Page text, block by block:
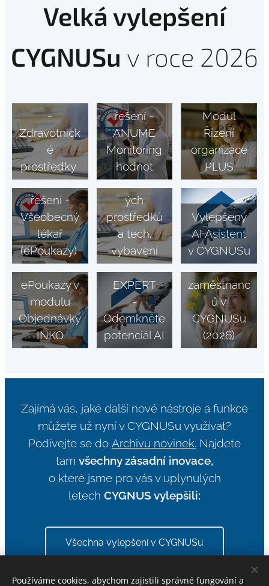
Velká vylepšení
CYGNUSu v roce 2026
-
Zdravotnick
é
prostředky
řešení -
ANUME
Monitoring
hodnot
Modul
Řízení
organizace
PLUS
Partnerské
řešení -
Všeobecný
lékař
(ePoukazy)
Evidence
zdravotnick
ých
prostředků
a tech.
vybavení
Vylepšený
AI Asistent
v CYGNUSu
ePoukazy v
modulu
Objednávky
INKO
CYGNUS
EXPERT
-
Odemkněte
potenciál AI
Průzkum
spokojenost
i
zaměstnanc
ů v
CYGNUSu
(2026)
Zajímá vás, jaké další nové nástroje a funkce
můžete už nyní v CYGNUSu využívat?
Podívejte se do Archivu novinek. Najdete
tam všechny zásadní inovace,
o které jsme pro vás v uplynulých
letech CYGNUS vylepšili:
Všechna vylepšení v CYGNUSu
Používáme cookies, abychom zajistili správné fungování a